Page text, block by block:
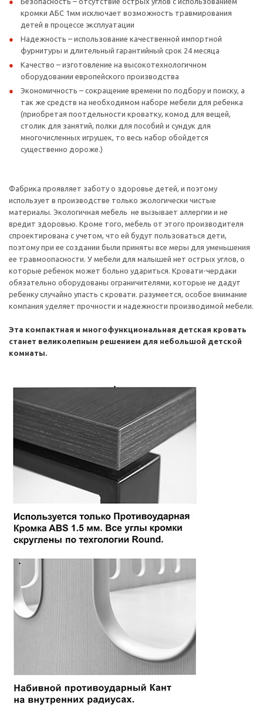
кромки АБС 1мм исключает возможность травмирования
детей в процессе эксплуатации
Надежность – использование качественной импортной
фурнитуры и длительный гарантийный срок 24 месяца
Качество – изготовление на высокотехнологичном
оборудовании европейского производства
Экономичность – сокращение времени по подбору и поиску, а
так же средств на необходимом наборе мебели для ребенка
(приобретая поотдельности кроватку, комод для вещей,
столик для занятий, полки для пособий и сундук для
многочисленных игрушек, то весь набор обойдется
существенно дороже.)
Фабрика проявляет заботу о здоровье детей, и поэтому
использует в производстве только экологически чистые
материалы. Экологичная мебель не вызывает аллергии и не
вредит здоровью. Кроме того, мебель от этого производителя
спроектирована с учетом, что ей будут пользоваться дети,
поэтому при ее создании были приняты все меры для уменьшения
ее травмоопасности. У мебели для малышей нет острых углов, о
которые ребенок может больно удариться. Кровати-чердаки
обязательно оборудованы ограничителями, которые не дадут
ребенку случайно упасть с кровати. разумеется, особое внимание
компания уделяет прочности и надежности производимой мебели.
Эта компактная и многофункциональная детская кровать
станет великолепным решением для небольшой детской
комнаты.